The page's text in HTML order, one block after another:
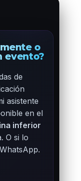
o
evento?
de
asistente
en el
inferior
O si lo